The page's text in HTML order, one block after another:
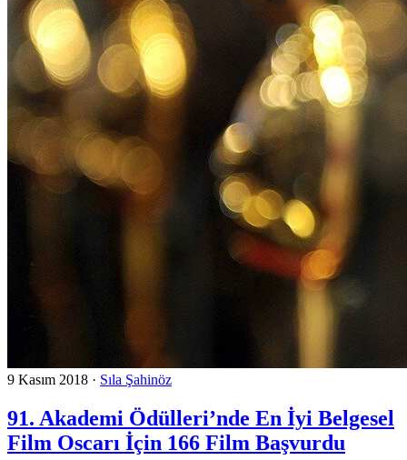
9 Kasım 2018 · Sıla Şahinöz
91. Akademi Ödülleri’nde En İyi Belgesel
Film Oscarı İçin 166 Film Başvurdu